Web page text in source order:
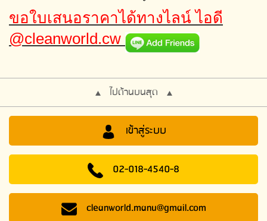
ขอใบเสนอราคาได้ทางไลน์ ไอดี
@cleanworld.cw
ไปด้านบนสุด
เข้าสู่ระบบ
02-018-4540-8
cleanworld.manu@gmail.com